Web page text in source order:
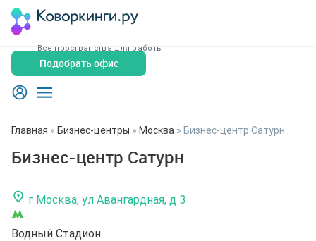
Все пространства для работы
Подобрать офис
Главная » Бизнес-центры » Москва » Бизнес-центр Сатурн
Бизнес-центр Сатурн
г Москва, ул Авангардная, д 3
Водный Стадион